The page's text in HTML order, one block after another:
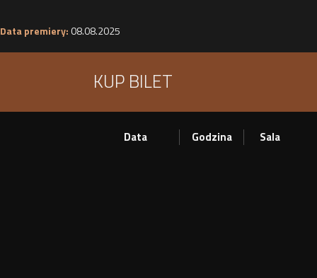
Data premiery: 08.08.2025
KUP BILET
Data Godzina Sala